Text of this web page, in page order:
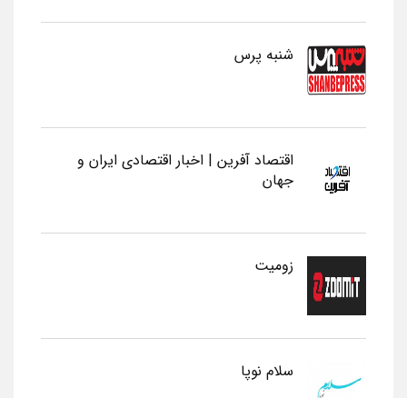
شنبه پرس
اقتصاد آفرین | اخبار اقتصادی ایران و
جهان
زومیت
سلام نوپا